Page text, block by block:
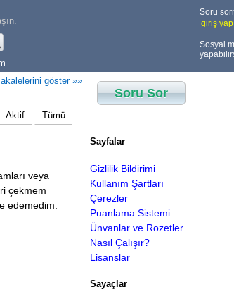
Soru
giriş
Sosyal
göster »»
Aktif Tümü
veya
çekmem
edemedim.
Soru Sor
Sayfalar
Gizlilik Bildirimi
Kullanım Şartları
Çerezler
Puanlama Sistemi
Ünvanlar ve Rozetler
Nasıl Çalışır?
Lisanslar
Sayaçlar